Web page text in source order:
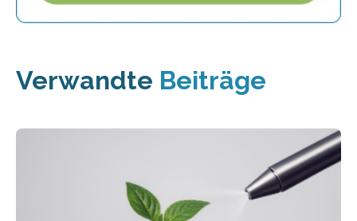
Verwandte Beiträge